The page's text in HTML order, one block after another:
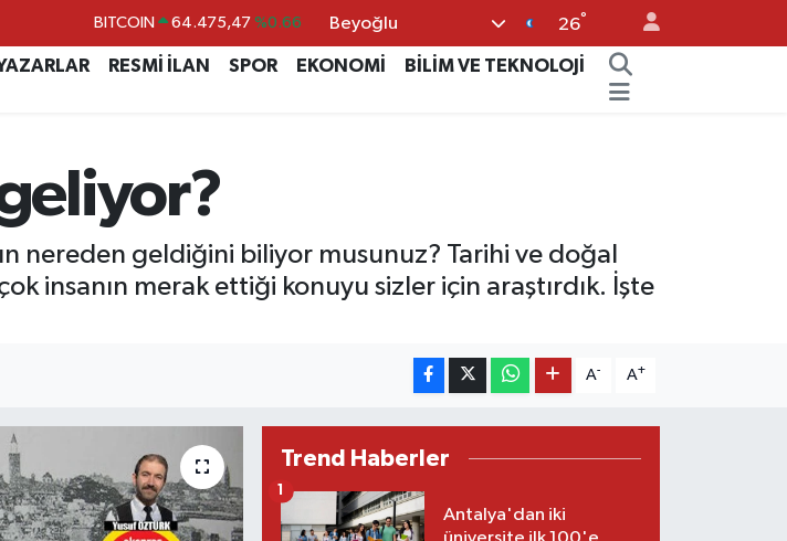
DOLAR 47,5971 %0.05
EURO 55,1336 %0.18
BİST100
BITCOIN 64.475,47
Beyoğlu 26°
RESMİ İLAN SPOR EKONOMİ
BİLİM VE TEKNOLOJİ
nereden geldiğini biliyor musunuz? Tarihi ve doğal
insanın merak ettiği konuyu sizler için araştırdık. İşte
A- A+
Trend Haberler
Antalya'dan iki
1